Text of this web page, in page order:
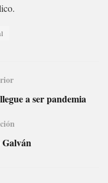
a ser pandemia